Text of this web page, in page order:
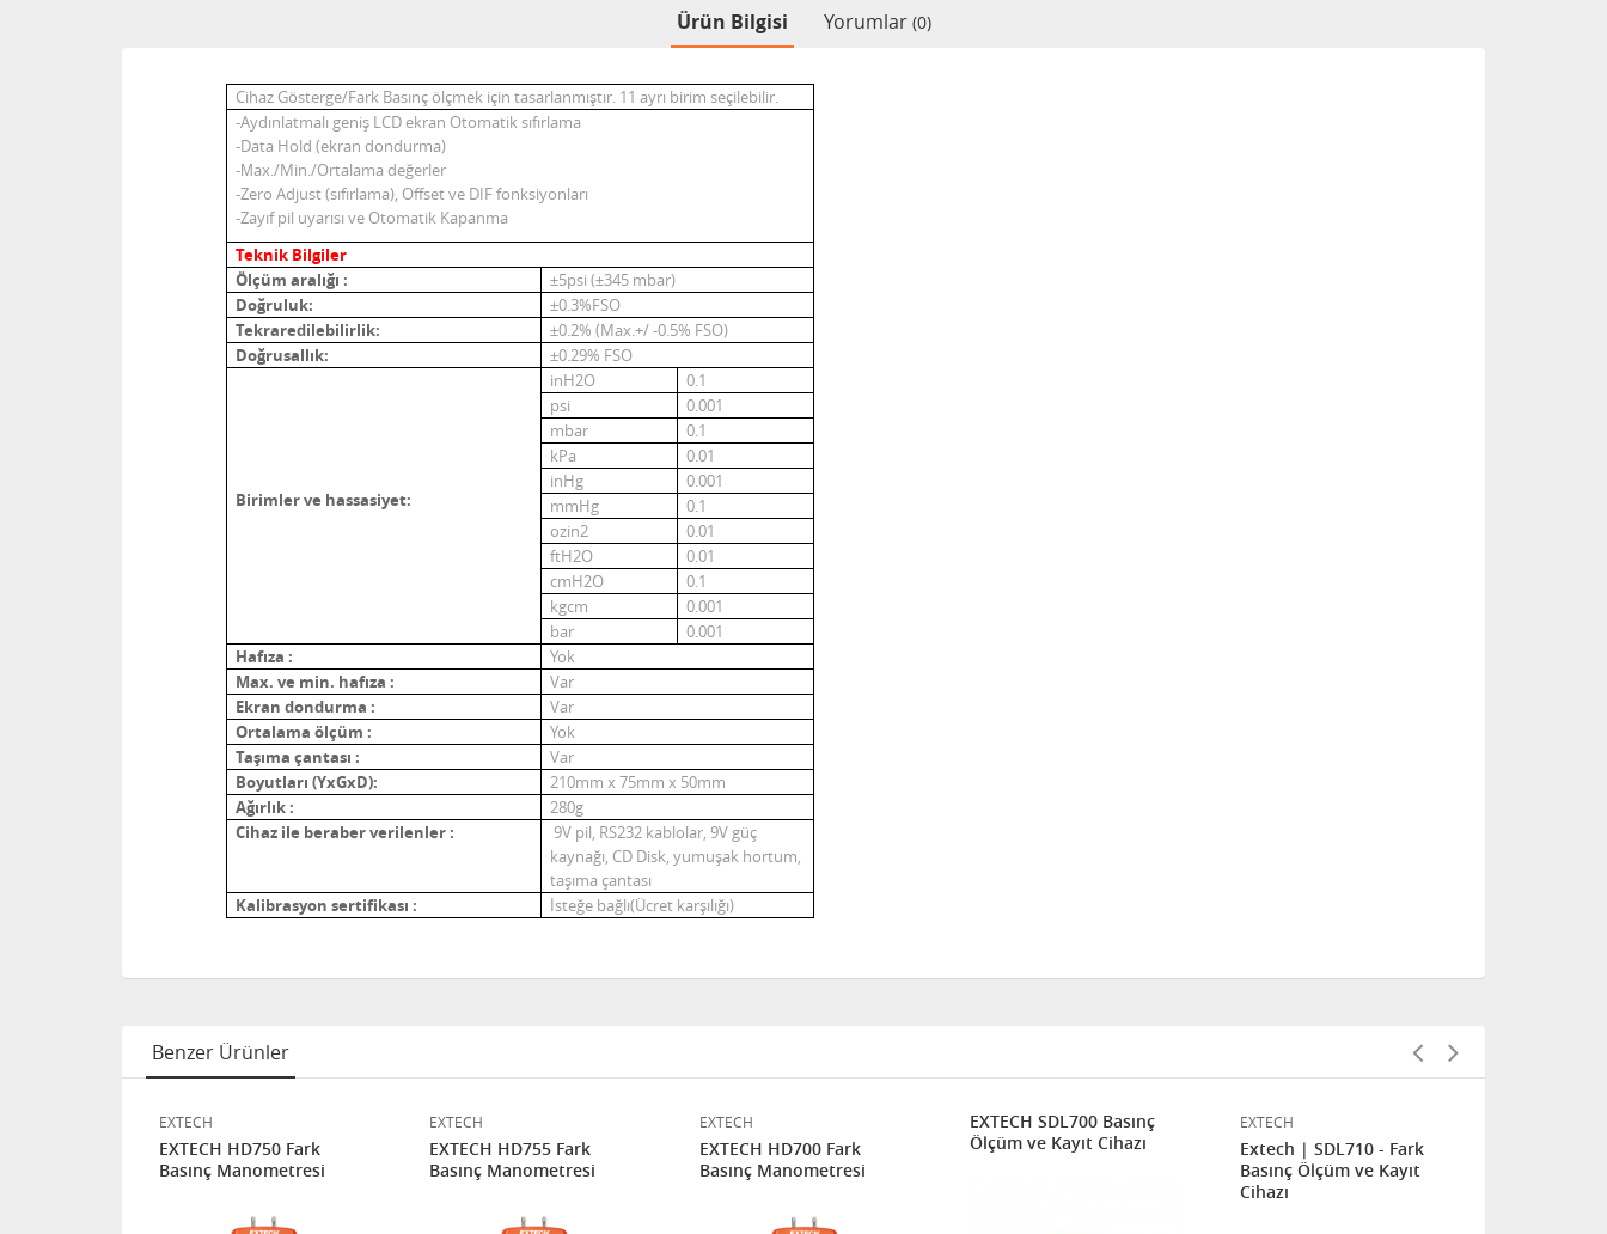
Ürün Bilgisi Yorumlar (0)
Cihaz Gösterge/Fark Basınç ölçmek için tasarlanmıştır. 11 ayrı birim seçilebilir.
-Aydınlatmalı geniş LCD ekran Otomatik sıfırlama
-Data Hold (ekran dondurma)
-Max./Min./Ortalama değerler
-Zero Adjust (sıfırlama), Offset ve DIF fonksiyonları
-Zayıf pil uyarısı ve Otomatik Kapanma
Teknik Bilgiler
Ölçüm aralığı :
±5psi (±345 mbar)
Doğruluk:
±0.3%FSO
Tekraredilebilirlik:
±0.2% (Max.+/ -0.5% FSO)
Doğrusallık: ±0.29% FSO
Birimler ve hassasiyet:
inH2O
0.1
psi
0.001
mbar
0.1
kPa
0.01
inHg
0.001
mmHg
0.1
ozin2
0.01
ftH2O
0.01
cmH2O
0.1
kgcm
0.001
bar
0.001
Hafıza :
Yok
Max. ve min. hafıza :
Var
Ekran dondurma :
Var
Ortalama ölçüm :
Yok
Taşıma çantası :
Var
Boyutları(YxGxD):
210mm x 75mm x 50mm
Ağırlık :
280g
Cihaz ile beraber verilenler :
9V pil, RS232 kablolar, 9V güç
kaynağı, CD Disk, yumuşak hortum,
taşıma çantası
Kalibrasyon sertifikası :
İsteğe bağlı(Ücret karşılığı)
Benzer Ürünler
EXTECH
EXTECH HD750 Fark
Basınç Manometresi
EXTECH
EXTECH HD755 Fark
Basınç Manometresi
EXTECH
EXTECH HD700 Fark
Basınç Manometresi
EXTECH SDL700 Basınç
Ölçüm ve Kayıt Cihazı
EXTECH
Extech | SDL710 - Fark
Basınç Ölçüm ve Kayıt
Cihazı